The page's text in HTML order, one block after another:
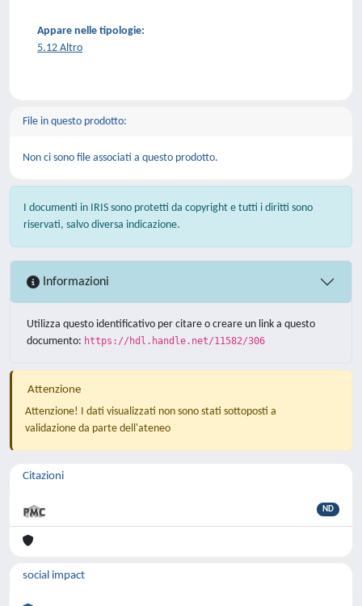
Appare nelle tipologie:
5.12 Altro
File in questo prodotto:
Non ci sono file associati a questo prodotto.
I documenti in IRIS sono protetti da copyright e tutti i diritti sono
riservati, salvo diversa indicazione.
Informazioni
Utilizza questo identificativo per citare o creare un link a questo
documento: https://hdl.handle.net/11582/306
Attenzione
Attenzione! I dati visualizzati non sono stati sottoposti a
validazione da parte dell'ateneo
Citazioni
ND
social impact